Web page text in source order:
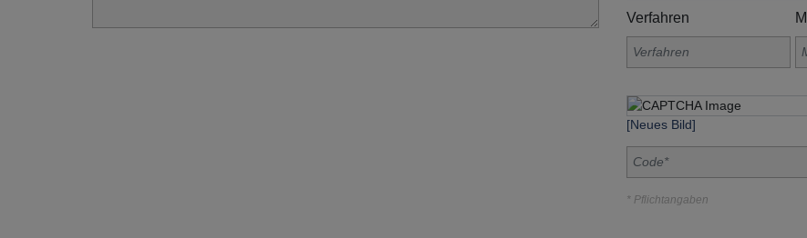
Verfahren
[Neues Bild]
* Pflichtangaben